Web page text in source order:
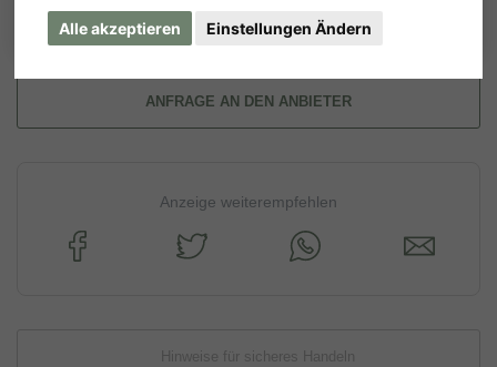
Alle akzeptieren Einstellungen Ändern
ANFRAGE AN DEN ANBIETER
Anzeige weiterempfehlen
Hinweise für sicheres Handeln